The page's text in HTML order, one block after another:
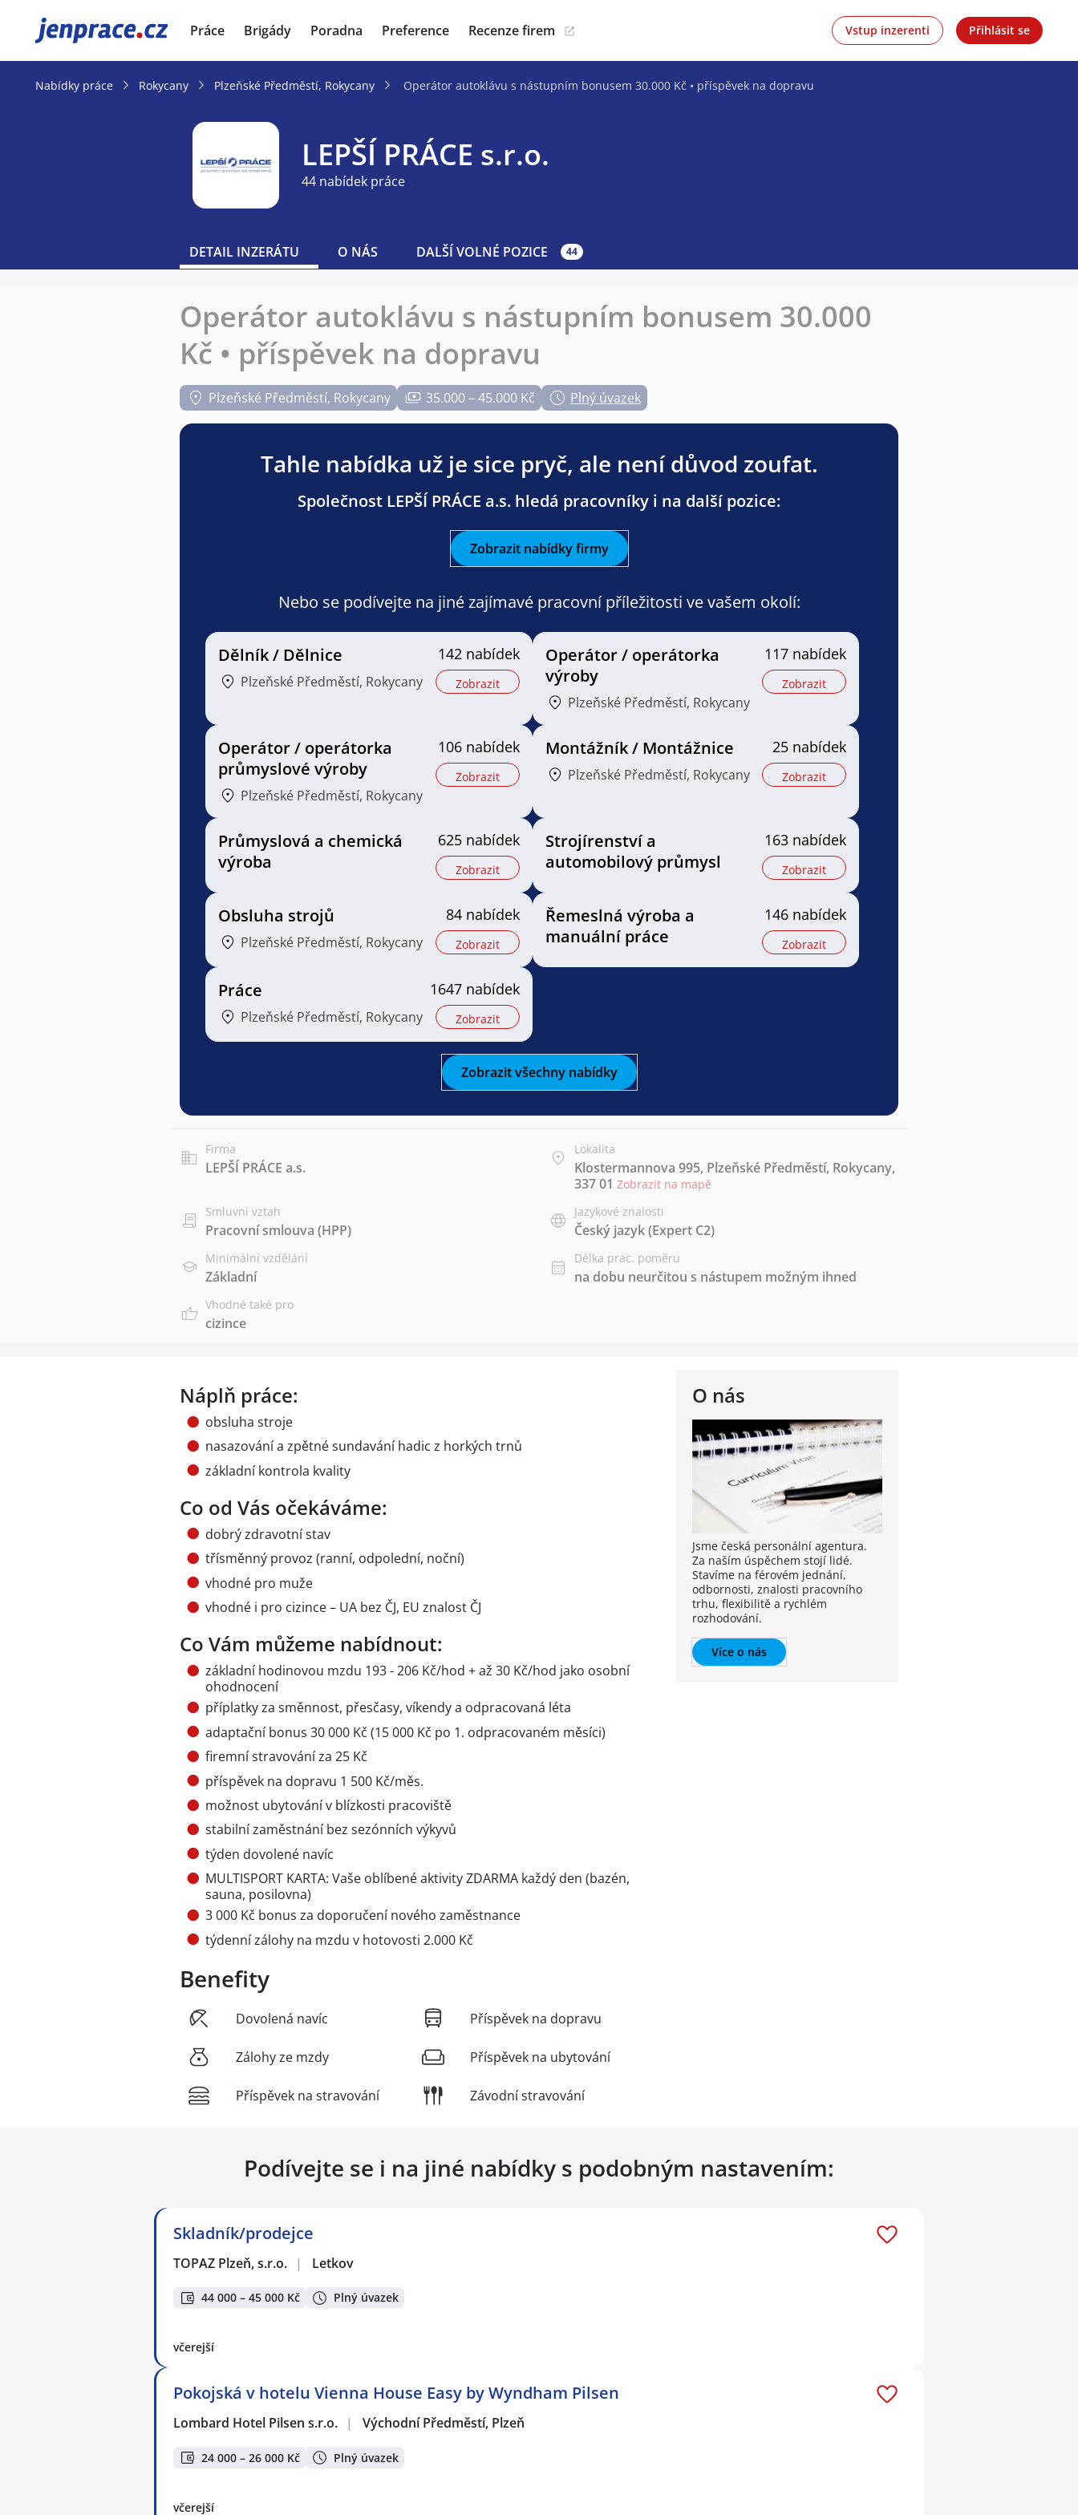
JenPráce.cz Práce Brigády Poradna Preference Recenze firem Vstup inzerenti Přihlásit se
Nabídky práce Rokycany Plzeňské Předměstí, Rokycany Operátor autoklávu s nástupním bonusem 30.000 Kč • příspěvek na dopravu
LEPŠÍ PRÁCE s.r.o.
44 nabídek práce
DETAIL INZERÁTU O NÁS DALŠÍ VOLNÉ POZICE 44
Operátor autoklávu s nástupním bonusem 30.000
Kč • příspěvek na dopravu
Plzeňské Předměstí, Rokycany 35.000 – 45.000 Kč Plný úvazek
Tahle nabídka už je sice pryč, ale není důvod zoufat.
Společnost LEPŠÍ PRÁCE a.s. hledá pracovníky i na další pozice:
Zobrazit nabídky firmy
Nebo se podívejte na jiné zajímavé pracovní příležitosti ve vašem okolí:
Dělník / Dělnice
Plzeňské Předměstí, Rokycany
142 nabídek
Zobrazit
Operátor / operátorka
výroby
Plzeňské Předměstí, Rokycany
117 nabídek
Zobrazit
Operátor / operátorka
průmyslové výroby
Plzeňské Předměstí, Rokycany
106 nabídek
Zobrazit
Montážník / Montážnice
Plzeňské Předměstí, Rokycany
25 nabídek
Zobrazit
Průmyslová a chemická
výroba
625 nabídek
Zobrazit
Strojírenství a
automobilový průmysl
163 nabídek
Zobrazit
Obsluha strojů
Plzeňské Předměstí, Rokycany
84 nabídek
Zobrazit
Řemeslná výroba a
manuální práce
146 nabídek
Zobrazit
Práce
Plzeňské Předměstí, Rokycany
1647 nabídek
Zobrazit
Zobrazit všechny nabídky
Firma
LEPŠÍ PRÁCE a.s.
Lokalita
Klostermannova 995, Plzeňské Předměstí, Rokycany,
337 01 Zobrazit na mapě
Smluvní vztah
Pracovní smlouva (HPP)
Jazykové znalosti
Český jazyk(Expert C2)
Minimální vzdělání
Základní
Délka prac. poměru
na dobu neurčitou s nástupem možným ihned
Vhodné také pro
cizince
O nás
Jsme česká personální agentura.
Za naším úspěchem stojí lidé.
Stavíme na férovém jednání,
odbornosti, znalosti pracovního
trhu, flexibilitě a rychlém
rozhodování.
Více o nás
Náplň práce:
obsluha stroje
nasazování a zpětné sundavání hadic z horkých trnů
základní kontrola kvality
Co od Vás očekáváme:
dobrý zdravotní stav
třísměnný provoz (ranní, odpolední, noční)
vhodné pro muže
vhodné i pro cizince – UA bez ČJ, EU znalost ČJ
Co Vám můžeme nabídnout:
základní hodinovou mzdu 193 - 206 Kč/hod + až 30 Kč/hod jako osobní
ohodnocení
příplatky za směnnost, přesčasy, víkendy a odpracovaná léta
adaptační bonus 30 000 Kč (15 000 Kč po 1. odpracovaném měsíci)
firemní stravování za 25 Kč
příspěvek na dopravu 1 500 Kč/měs.
možnost ubytování v blízkosti pracoviště
stabilní zaměstnání bez sezónních výkyvů
týden dovolené navíc
MULTISPORT KARTA: Vaše oblíbené aktivity ZDARMA každý den (bazén,
sauna, posilovna)
3 000 Kč bonus za doporučení nového zaměstnance
týdenní zálohy na mzdu v hotovosti 2.000 Kč
Benefity
Dovolená navíc
Zálohy ze mzdy
Příspěvek na stravování
Příspěvek na dopravu
Příspěvek na ubytování
Závodní stravování
Podívejte se i na jiné nabídky s podobným nastavením:
Skladník/prodejce
TOPAZ Plzeň, s.r.o. | Letkov
44 000 – 45 000 Kč Plný úvazek
včerejší
Pokojská v hotelu Vienna House Easy by Wyndham Pilsen
Lombard Hotel Pilsen s.r.o. | Východní Předměstí, Plzeň
24 000 – 26 000 Kč Plný úvazek
včerejší